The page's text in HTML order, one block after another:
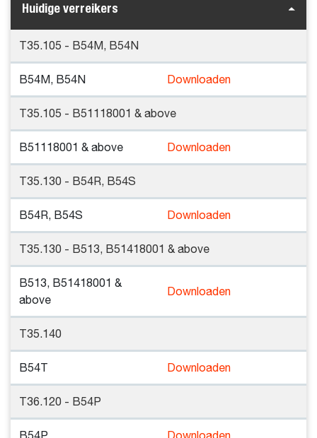
Huidige verreikers
T35.105 - B54M, B54N
B54M, B54N Downloaden
T35.105 - B51118001 & above
B51118001 & above Downloaden
T35.130 - B54R, B54S
B54R, B54S Downloaden
T35.130 - B513, B51418001 & above
B513, B51418001 &
above
Downloaden
T35.140
B54T Downloaden
T36.120 - B54P